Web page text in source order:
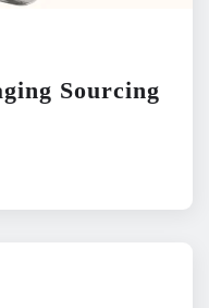
Sourcing